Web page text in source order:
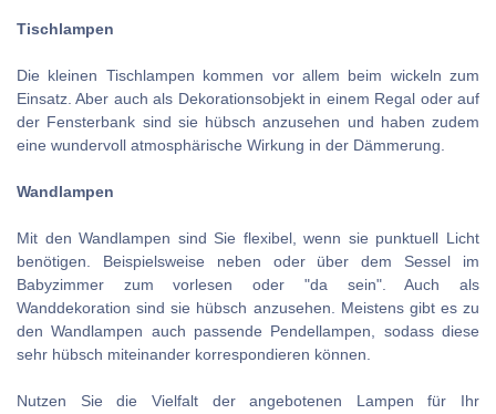
Tischlampen
Die kleinen Tischlampen kommen vor allem beim wickeln zum
Einsatz. Aber auch als Dekorationsobjekt in einem Regal oder auf
der Fensterbank sind sie hübsch anzusehen und haben zudem
eine wundervoll atmosphärische Wirkung in der Dämmerung.
Wandlampen
Mit den Wandlampen sind Sie flexibel, wenn sie punktuell Licht
benötigen. Beispielsweise neben oder über dem Sessel im
Babyzimmer zum vorlesen oder "da sein". Auch als
Wanddekoration sind sie hübsch anzusehen. Meistens gibt es zu
den Wandlampen auch passende Pendellampen, sodass diese
sehr hübsch miteinander korrespondieren können.
Nutzen Sie die Vielfalt der angebotenen Lampen für Ihr